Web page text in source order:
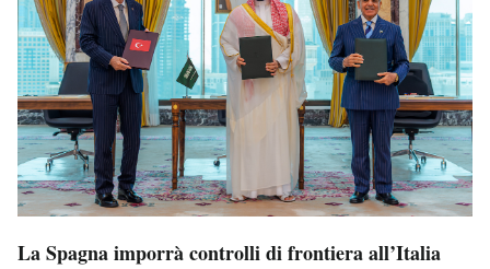
La Spagna imporrà controlli di frontiera all’Italia